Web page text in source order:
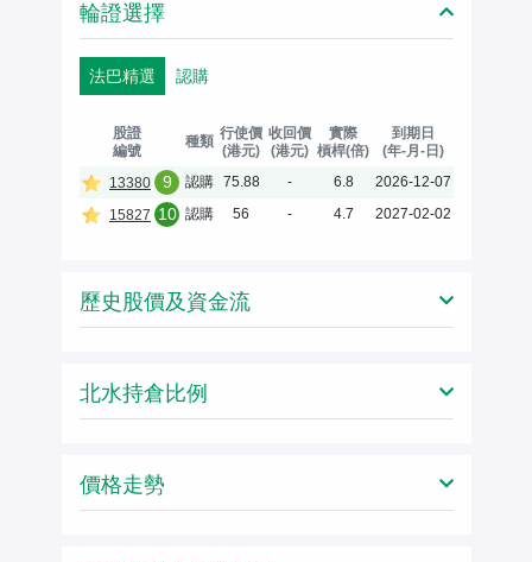
輪證選擇
法巴精選 認購
股證
編號
種類 行使價
(港元)
收回價
(港元)
實際
槓桿(倍)
到期日
(年-月-日)
13380
9 認購 75.88 - 6.8
2026-12-07
15827 10 認購 56 - 4.7 2027-02-02
歷史股價及資金流
北水持倉比例
價格走勢